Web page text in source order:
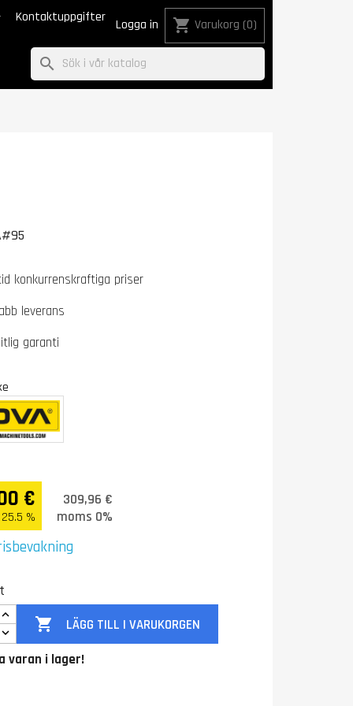
Kontaktuppgifter Logga in shopping_cart Varukorg (0)
search
konkurrenskraftiga priser
leverans
garanti
€
%
309,96 €
moms 0%
 LÄGG TILL I VARUKORGEN
varan i lager!